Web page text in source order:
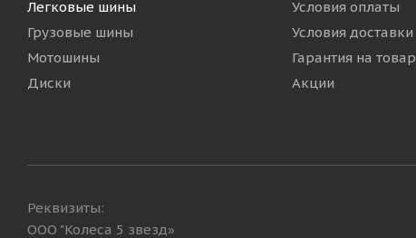
Легковые шины
Грузовые шины
Мотошины
Диски
Условия оплаты
Условия доставки
Гарантия на товар
Акции
Реквизиты:
ООО "Колеса 5 звезд»